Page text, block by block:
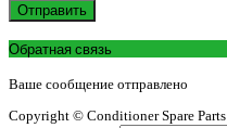
Отправить
Обратная связь
Ваше сообщение отправлено
Copyright © Conditioner Spare Parts